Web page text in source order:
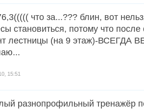
что за...??? блин, вот
становиться, потому что
лестницы (на 9 этаж)-ВСЕГДА
15:51
разнопрофильный тренажёр